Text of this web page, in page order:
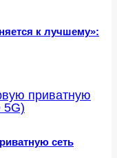
к лучшему»:
сеть